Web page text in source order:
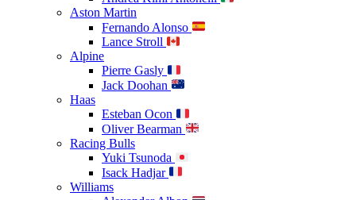
Aston Martin
Fernando Alonso
Lance Stroll
Alpine
Pierre Gasly
Jack Doohan
Haas
Esteban Ocon
Oliver Bearman
Racing Bulls
Yuki Tsunoda
Isack Hadjar
Williams